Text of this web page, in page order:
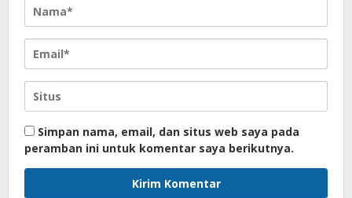
Simpan nama, email, dan situs web saya pada
peramban ini untuk komentar saya berikutnya.